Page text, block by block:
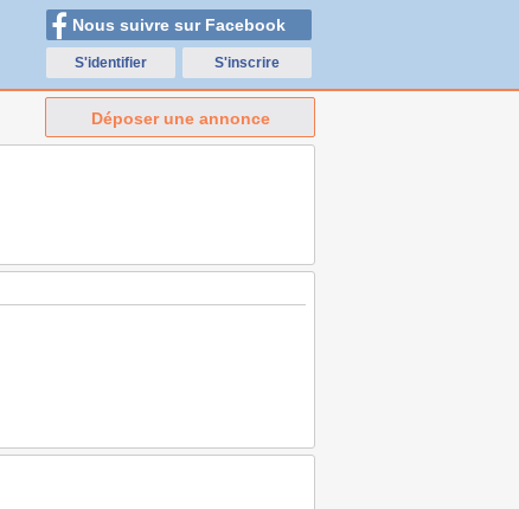
Nous suivre sur Facebook
S'identifier S'inscrire
Déposer une annonce